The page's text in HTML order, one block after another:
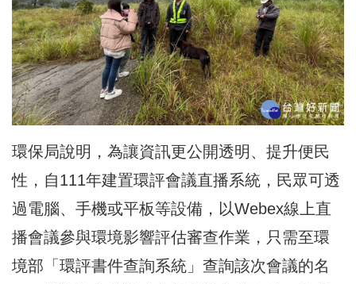
環保局說明，為讓資訊更公開透明、提升便民
性，自111年建置環評會議直播系統，民眾可透
過電腦、手機或平板等設備，以Webex線上直
播會議參與環境影響評估審查作業，只需至環
境部「環評書件查詢系統」查詢該次會議的名